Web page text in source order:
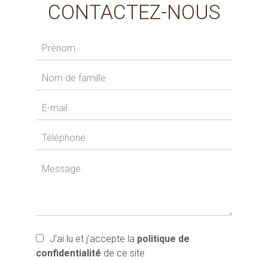
CONTACTEZ-NOUS
J’ai lu et j'accepte la politique de
confidentialité de ce site